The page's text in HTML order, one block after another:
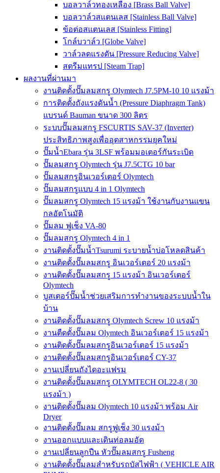
บอลวาล์วทองเหลือง [Brass Ball Valve]
บอลวาล์วสแตนเลส [Stainless Ball Valve]
ข้อต่อสแตนเลส [Stainless Fitting]
โกล์บวาล์ว [Globe Valve]
วาล์วลดแรงดัน [Pressure Reducing Valve]
สตรีมแทรป [Steam Trap]
ผลงานที่ผ่านมา
งานติดตั้งปั๊มลมสกรู Olymtech J7.5PM-10 10 แรงม้า
การติดตั้งถังแรงดันน้ำ (Pressure Diaphragm Tank)
แบรนด์ Bauman ขนาด 300 ลิตร
ระบบปั๊มลมสกรู FSCURTIS SAV-37 (Inverter)
ประสิทธิภาพสูงเพื่ออุตสาหกรรมยุคใหม่
ปั๊มน้ำEbara รุ่น 3LSF พร้อมมอเตอร์กันระเบิด
ปั๊มลมสกรู Olymtech รุ่น J7.5CTG 10 bar
ปั๊มลมสกรูอินเวอร์เตอร์ Olymtech
ปั๊มลมสกรูแบบ 4 in 1 Olymtech
ปั๊มลมสกรู Olymtech 15 แรงม้า ใช้งานกับงานแขน
กลอัตโนมัติ
ปั๊มลม ฟูเช็ง VA-80
ปั๊มลมสกรู Olymtech 4 in 1
งานติดตั้งปั๊มน้ำTsurumi ระบายน้ำบ่อโหลดสินค้า
งานติดตั้งปั๊มลมสกรู อินเวอร์เตอร์ 20 แรงม้า
งานติดตั้งปั๊มลมสกรู 15 แรงม้า อินเวอร์เตอร์
Olymtech
บูสเตอร์ปั๊มน้ำช่วยเสริมการทำงานของระบบน้ำใน
บ้าน
งานติดตั้งปั๊มลมสกรู Olymtech Screw 10 แรงม้า
งานตืดตั้งปั๊มลม Olymtech อินเวอร์เตอร์ 15 แรงม้า
งานติดตั้งปั๊มลมสกรูอินเวอร์เตอร์ 15 แรงม้า
งานติดตั้งปั๊มลมสกรูอินเวอร์เตอร์ CY-37
งานเปลี่ยนถังไดอะแฟรม
งานติดตั้งปั๊มลมสกรู OLYMTECH OL22-8 ( 30
แรงม้า )
งานติดตั้งปั๊มลม Olymtech 10 แรงม้า พร้อม Air
Dryer
งานติดตั้งปั๊มลม สกรูฟูเช็ง 30 แรงม้า
งานออกแบบและเดินท่อลมอัด
งานเปลี่ยนลูกปืน หัวปั๊มลมสกรู Fusheng
งานติดตั้งปั๊มลมสำหรับรถบัสไฟฟ้า ( VEHICLE AIR